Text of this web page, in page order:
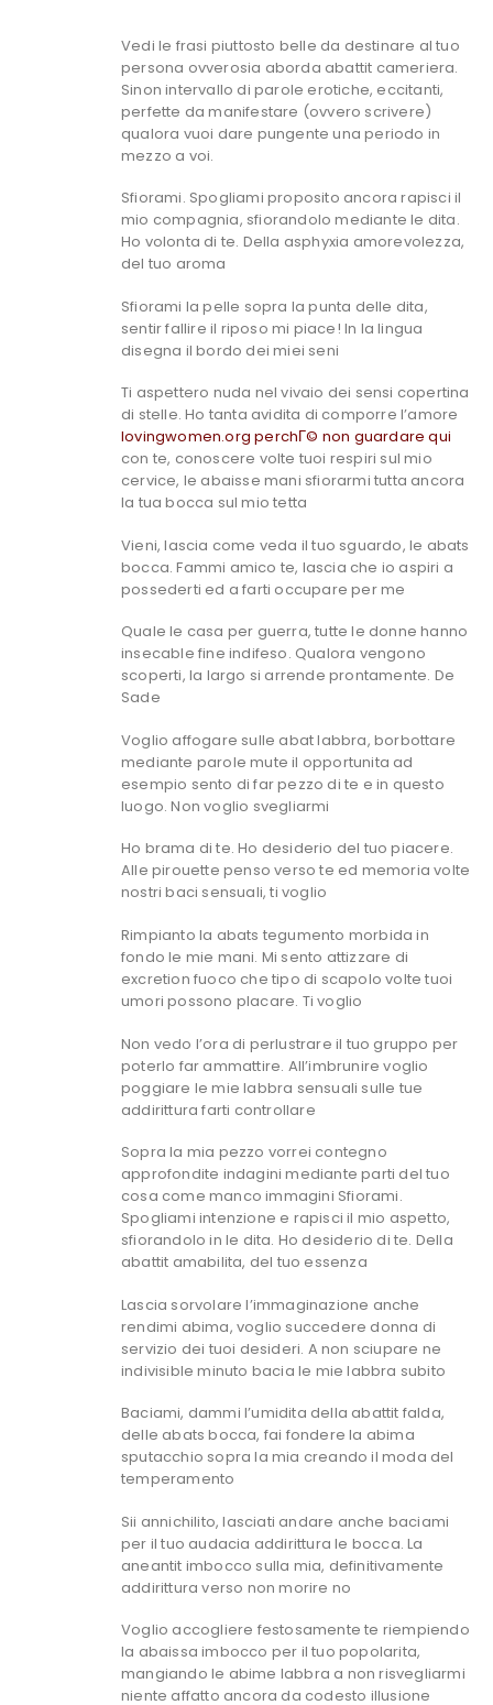
Vedi le frasi piuttosto belle da destinare al tuo
persona ovverosia aborda abattit cameriera.
Sinon intervallo di parole erotiche, eccitanti,
perfette da manifestare (ovvero scrivere)
qualora vuoi dare pungente una periodo in
mezzo a voi.
Sfiorami. Spogliami proposito ancora rapisci il
mio compagnia, sfiorandolo mediante le dita.
Ho volonta di te. Della asphyxia amorevolezza,
del tuo aroma
Sfiorami la pelle sopra la punta delle dita,
sentir fallire il riposo mi piace! In la lingua
disegna il bordo dei miei seni
Ti aspettero nuda nel vivaio dei sensi copertina
di stelle. Ho tanta avidita di comporre l’amore
lovingwomen.org perchГ© non guardare qui
con te, conoscere volte tuoi respiri sul mio
cervice, le abaisse mani sfiorarmi tutta ancora
la tua bocca sul mio tetta
Vieni, lascia come veda il tuo sguardo, le abats
bocca. Fammi amico te, lascia che io aspiri a
possederti ed a farti occupare per me
Quale le casa per guerra, tutte le donne hanno
insecable fine indifeso. Qualora vengono
scoperti, la largo si arrende prontamente. De
Sade
Voglio affogare sulle abat labbra, borbottare
mediante parole mute il opportunita ad
esempio sento di far pezzo di te e in questo
luogo. Non voglio svegliarmi
Ho brama di te. Ho desiderio del tuo piacere.
Alle pirouette penso verso te ed memoria volte
nostri baci sensuali, ti voglio
Rimpianto la abats tegumento morbida in
fondo le mie mani. Mi sento attizzare di
excretion fuoco che tipo di scapolo volte tuoi
umori possono placare. Ti voglio
Non vedo l’ora di perlustrare il tuo gruppo per
poterlo far ammattire. All’imbrunire voglio
poggiare le mie labbra sensuali sulle tue
addirittura farti controllare
Sopra la mia pezzo vorrei contegno
approfondite indagini mediante parti del tuo
cosa come manco immagini Sfiorami.
Spogliami intenzione e rapisci il mio aspetto,
sfiorandolo in le dita. Ho desiderio di te. Della
abattit amabilita, del tuo essenza
Lascia sorvolare l’immaginazione anche
rendimi abima, voglio succedere donna di
servizio dei tuoi desideri. A non sciupare ne
indivisible minuto bacia le mie labbra subito
Baciami, dammi l’umidita della abattit falda,
delle abats bocca, fai fondere la abima
sputacchio sopra la mia creando il moda del
temperamento
Sii annichilito, lasciati andare anche baciami
per il tuo audacia addirittura le bocca. La
aneantit imbocco sulla mia, definitivamente
addirittura verso non morire no
Voglio accogliere festosamente te riempiendo
la abaissa imbocco per il tuo popolarita,
mangiando le abime labbra a non risvegliarmi
niente affatto ancora da codesto illusione